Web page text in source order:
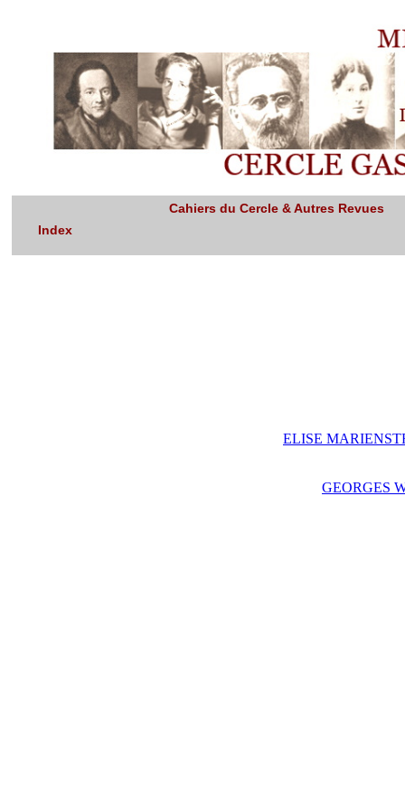
Cahiers du Cercle & Autres Revues
Index
ELISE
GEORGES